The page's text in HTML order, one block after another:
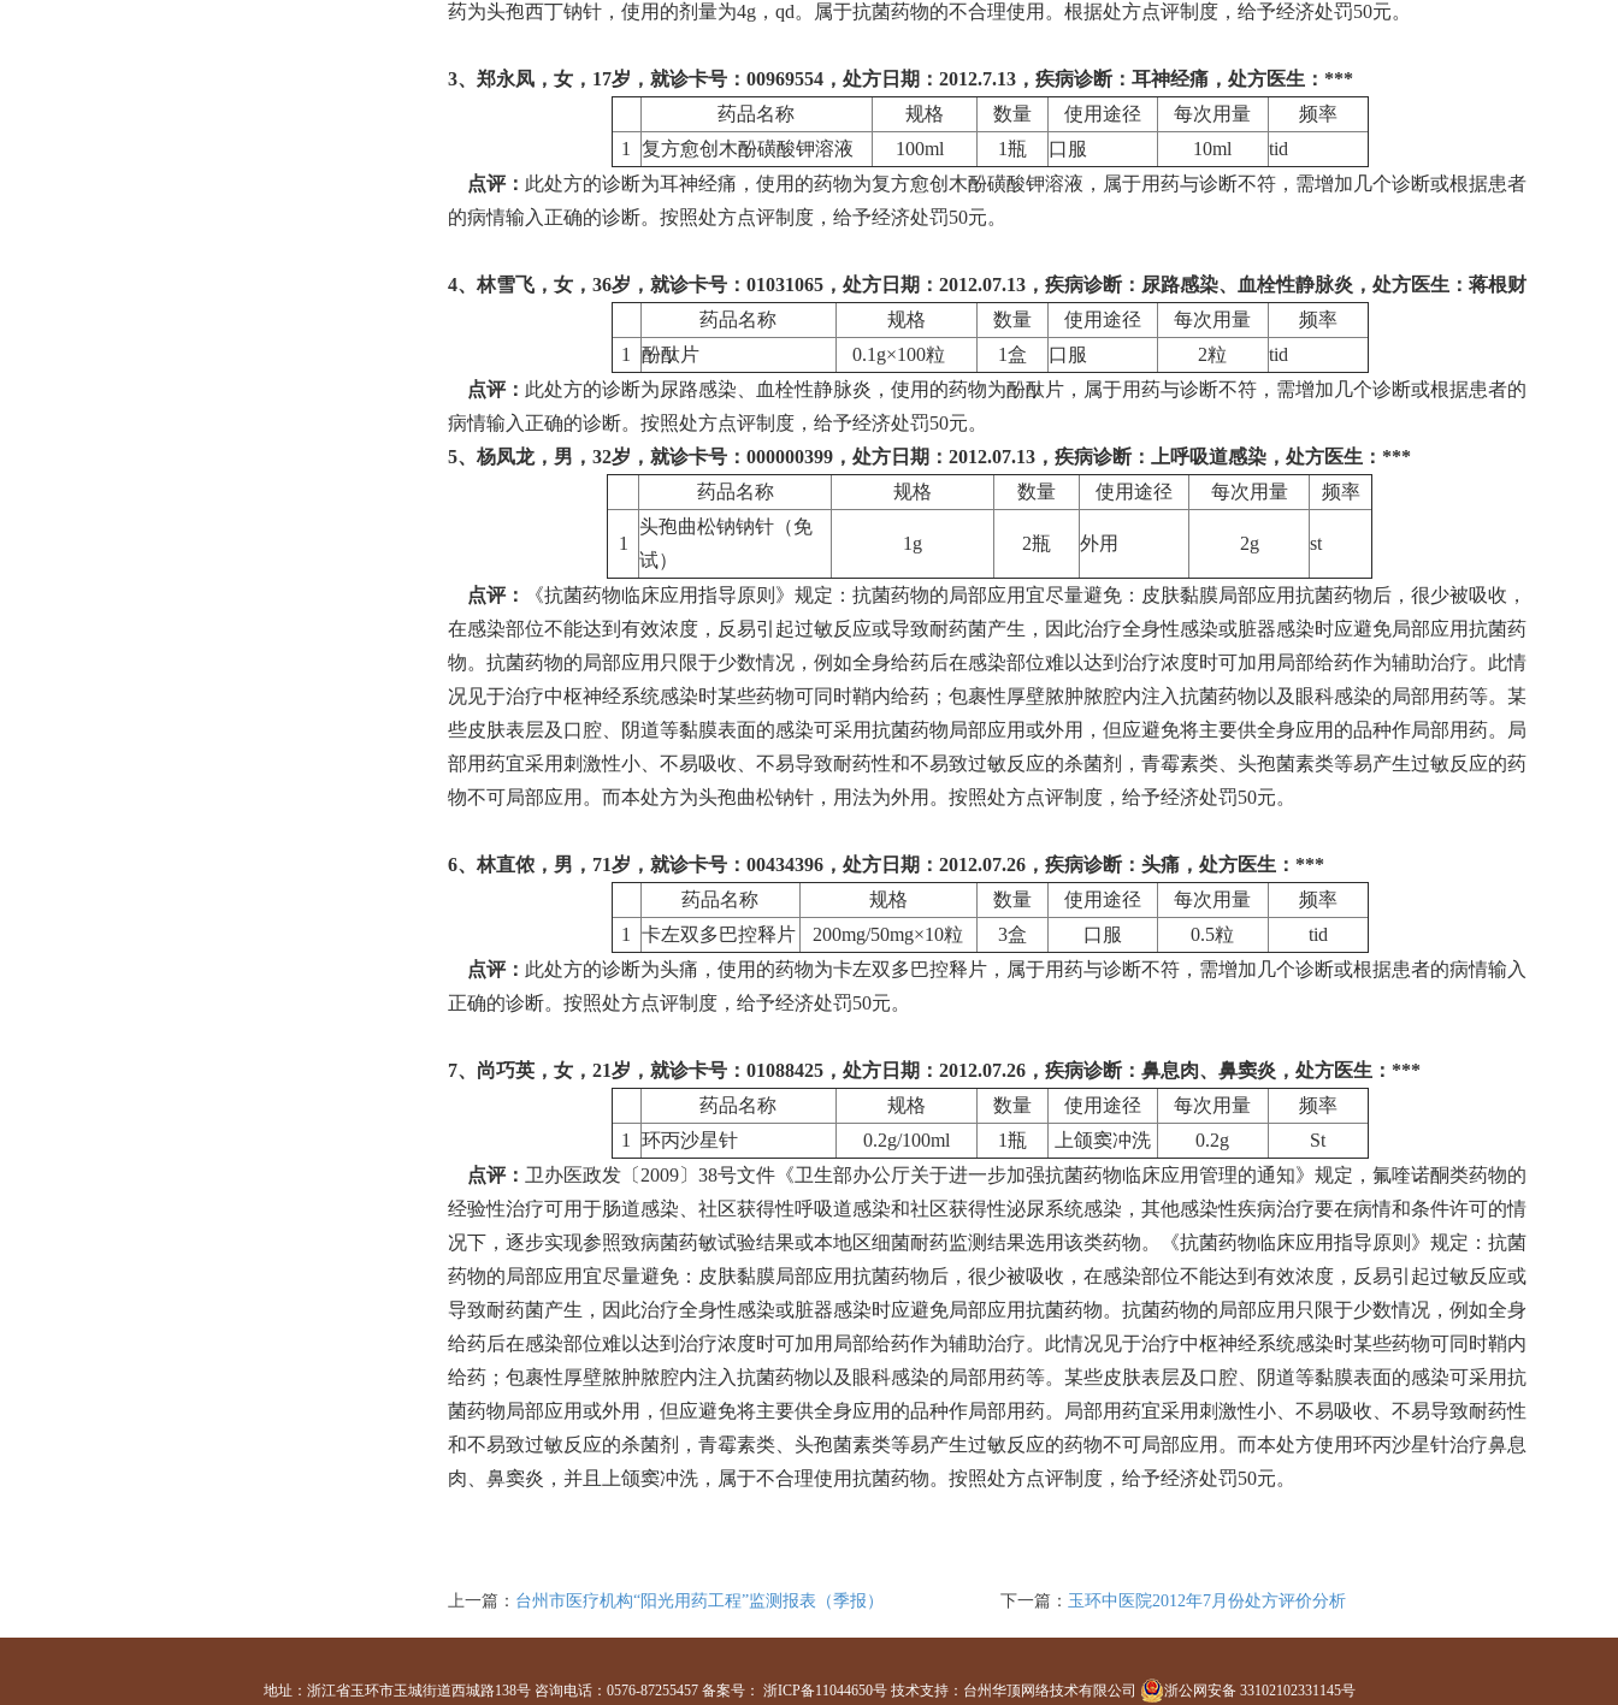
药为头孢西丁钠针，使用的剂量为4g，qd。属于抗菌药物的不合理使用。根据处方点评制度，给予经济处罚50元。
3、郑永凤，女，17岁，就诊卡号：00969554，处方日期：2012.7.13，疾病诊断：耳神经痛，处方医生：***
药品名称
规格 数量 使用途径 每次用量
频率
1
复方愈创木酚磺酸钾溶液 100ml 1瓶 口服 10ml
tid
点评： 此处方的诊断为耳神经痛，使用的药物为复方愈创木酚磺酸钾溶液，属于用药与诊断不符，需增加几个诊断或根据患者
的病情输入正确的诊断。按照处方点评制度，给予经济处罚50元。
4、林雪飞，女，36岁，就诊卡号：01031065，处方日期：2012.07.13，疾病诊断： 尿路感染、血栓性静脉炎 ，处方医生：蒋根财
药品名称
规格 数量 使用途径 每次用量
频率
1
酚酞片 0.1g×100粒 1盒 口服 2粒
tid
点评： 此处方的诊断为尿路感染、血栓性静脉炎，使用的药物为酚酞片，属于用药与诊断不符，需增加几个诊断或根据患者的
病情输入正确的诊断。按照处方点评制度，给予经济处罚50元。
5、杨凤龙，男，32岁，就诊卡号： 000000399 ，处方日期：2012.07.13，疾病诊断：上呼吸道感染，处方医生：***
药品名称
规格 数量 使用途径 每次用量 频率
1
头孢曲松钠钠针（免
试）
1g 2瓶 外用 2g st
点评：
《抗菌药物临床应用指导原则》规定：抗菌药物的局部应用宜尽量避免：皮肤黏膜局部应用抗菌药物后，很少被吸收，
在感染部位不能达到有效浓度，反易引起过敏反应或导致耐药菌产生，因此治疗全身性感染或脏器感染时应避免局部应用抗菌药
物。抗菌药物的局部应用只限于少数情况，例如全身给药后在感染部位难以达到治疗浓度时可加用局部给药作为辅助治疗。此情
况见于治疗中枢神经系统感染时某些药物可同时鞘内给药；包裹性厚壁脓肿脓腔内注入抗菌药物以及眼科感染的局部用药等。某
些皮肤表层及口腔、阴道等黏膜表面的感染可采用抗菌药物局部应用或外用，但应避免将主要供全身应用的品种作局部用药。局
部用药宜采用刺激性小、不易吸收、不易导致耐药性和不易致过敏反应的杀菌剂，青霉素类、头孢菌素类等易产生过敏反应的药
物不可局部应用。而本处方为头孢曲松钠针，用法为外用。按照处方点评制度，给予经济处罚50元。
6、林直侬，男，71岁，就诊卡号：00434396，处方日期：2012.07.26，疾病诊断：头痛，处方医生：***
药品名称
规格 数量 使用途径 每次用量
频率
1
卡左双多巴控释片 200mg/50mg×10粒 3盒 口服 0.5粒
tid
点评： 此处方的诊断为头痛，使用的药物为卡左双多巴控释片，属于用药与诊断不符，需增加几个诊断或根据患者的病情输入
正确的诊断。按照处方点评制度，给予经济处罚50元。
7、尚巧英，女，21岁，就诊卡号：01088425，处方日期：2012.07.26，疾病诊断：鼻息肉、鼻窦炎，处方医生：***
药品名称
规格 数量 使用途径 每次用量
频率
1
环丙沙星针 0.2g/100ml 1瓶 上颌窦冲洗 0.2g
St
点评： 卫办医政发〔2009〕38号文件《卫生部办公厅关于进一步加强抗菌药物临床应用管理的通知》规定，氟喹诺酮类药物的
经验性治疗可用于肠道感染、社区获得性呼吸道感染和社区获得性泌尿系统感染，其他感染性疾病治疗要在病情和条件许可的情
况下，逐步实现参照致病菌药敏试验结果或本地区细菌耐药监测结果选用该类药物。《抗菌药物临床应用指导原则》规定：抗菌
药物的局部应用宜尽量避免：皮肤黏膜局部应用抗菌药物后，很少被吸收，在感染部位不能达到有效浓度，反易引起过敏反应或
导致耐药菌产生，因此治疗全身性感染或脏器感染时应避免局部应用抗菌药物。抗菌药物的局部应用只限于少数情况，例如全身
给药后在感染部位难以达到治疗浓度时可加用局部给药作为辅助治疗。此情况见于治疗中枢神经系统感染时某些药物可同时鞘内
给药；包裹性厚壁脓肿脓腔内注入抗菌药物以及眼科感染的局部用药等。某些皮肤表层及口腔、阴道等黏膜表面的感染可采用抗
菌药物局部应用或外用，但应避免将主要供全身应用的品种作局部用药。局部用药宜采用刺激性小、不易吸收、不易导致耐药性
和不易致过敏反应的杀菌剂，青霉素类、头孢菌素类等易产生过敏反应的药物不可局部应用。而本处方使用环丙沙星针治疗鼻息
肉、鼻窦炎，并且上颌窦冲洗，属于不合理使用抗菌药物。按照处方点评制度，给予经济处罚50元。
上一篇： 台州市医疗机构“阳光用药工程”监测报表（季报） 下一篇： 玉环中医院2012年7月份处方评价分析
地址：浙江省玉环市玉城街道西城路138号 咨询电话：0576-87255457 备案号： 浙ICP备11044650号技术支持：台州华顶网络技术有限公司 浙公网安备 33102102331145号